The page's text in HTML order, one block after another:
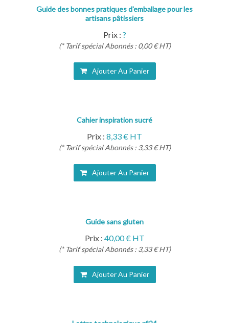
Guide des bonnes pratiques d'emballage pour les
artisans pâtissiers
Prix : ?
(* Tarif spécial Abonnés : 0,00 € HT)
Ajouter Au Panier
Cahier inspiration sucré
Prix : 8,33 € HT
(* Tarif spécial Abonnés : 3,33 € HT)
Ajouter Au Panier
Guide sans gluten
Prix : 40,00 € HT
(* Tarif spécial Abonnés : 3,33 € HT)
Ajouter Au Panier